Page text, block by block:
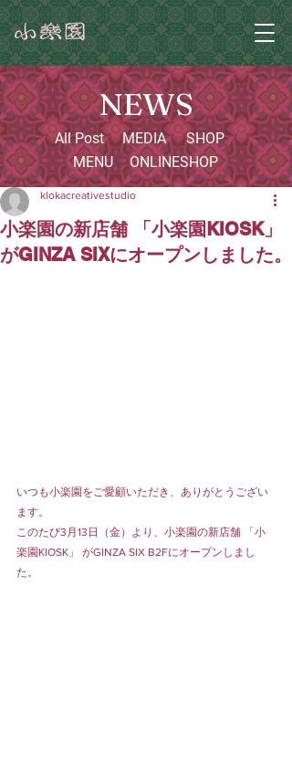
NEWS
All Post
MENU
MEDIA
SHOP
ONLINESHOP
小楽園の新店舗 「小楽園KIOSK」
がGINZA SIXにオープンしました。
klokacreativestudio
いつも小楽園をご愛顧いただき、ありがとうござい
ます。
このたび3月13日（金）より、小楽園の新店舗 「小
楽園KIOSK」 がGINZA SIX B2Fにオープンしまし
た。